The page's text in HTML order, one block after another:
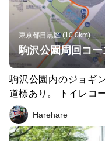
東京都目黒区 (10.0km)
駒沢公園周回コ
駒沢公園内のジョギ
道標あり。 トイレコ
スのメッカで、休日
が、刺激をもらえて頑張れます。
弱。 30Km走なら、十
Harehare